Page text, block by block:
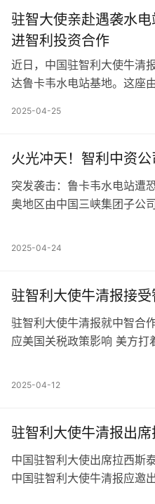
驻智大使亲赴遇袭水
进智利投资合作
近日，中国驻智利大使牛清
达鲁卡韦水电站基地。这座
2025-04-25
火光冲天！智利中资
突发袭击：鲁卡韦水电站遭
奥地区由中国三峡集团子公
2025-04-24
驻智利大使牛清报接
驻智利大使牛清报就中智合
应美国关税政策影响 美方打
2025-04-12
驻智利大使牛清报出
中国驻智利大使出席拉西斯
中国驻智利大使牛清报应邀